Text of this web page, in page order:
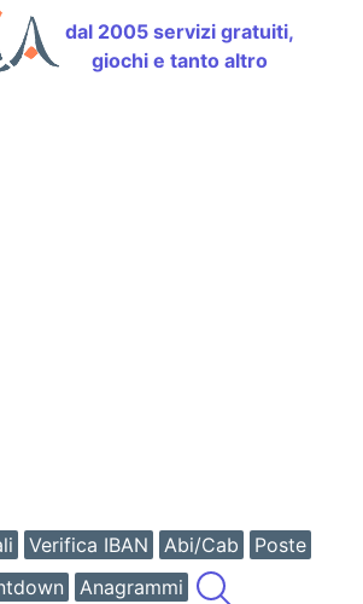
dal 2005 servizi gratuiti,
giochi e tanto altro
Verifica IBAN Abi/Cab
Poste
Anagrammi